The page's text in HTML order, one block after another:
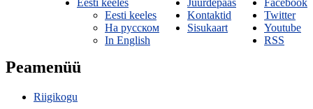
Facebook
Twitter
Youtube
RSS
Juurdepääs
Kontaktid
Sisukaart
Eesti keeles
Eesti keeles
На русском
In English
Peamenüü
Riigikogu